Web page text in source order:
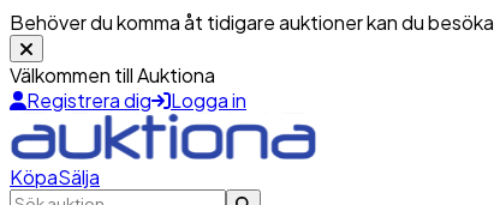
Behöver du komma åt tidigare auktioner kan du besöka
Välkommen till Auktiona
Registrera dig
Logga in
KöpaSälja